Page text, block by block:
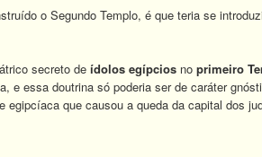
o Segundo Templo, é que teria se
secreto de ídolos egípcios no primeiro
e essa doutrina só poderia ser de caráter
que causou a queda da capital dos